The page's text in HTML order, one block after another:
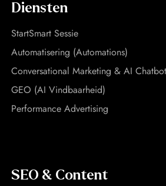
Diensten
StartSmart Sessie
Automatisering (Automations)
Conversational Marketing & AI
GEO (AI Vindbaarheid)
Performance Advertising
SEO & Content